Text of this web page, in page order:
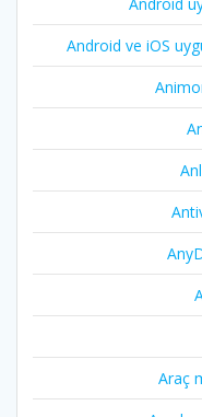
Android
Android ve iOS
Araç